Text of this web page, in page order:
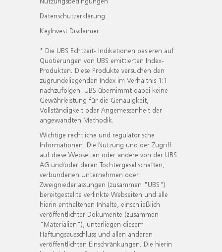
Datenschutzerklärung
KeyInvest Disclaimer
* Die UBS Echtzeit- Indikationen basieren auf
Quotierungen von UBS emittierten Index-
Produkten. Diese Produkte versuchen den
zugrundeliegenden Index im Verhältnis 1:1
nachzufolgen. UBS übernimmt dabei keine
Gewährleistung für die Genauigkeit,
Vollständigkeit oder Angemessenheit der
angewandten Methodik.
Wichtige rechtliche und regulatorische
Informationen. Die Nutzung und der Zugriff
auf diese Webseiten oder andere von der UBS
AG und/oder deren Tochtergesellschaften,
verbundenen Unternehmen oder
Zweigniederlassungen (zusammen "UBS")
bereitgestellte verlinkte Webseiten und alle
hierin enthaltenen Inhalte, einschließlich
veröffentlichter Dokumente (zusammen
"Materialien"), unterliegen diesem
Haftungsausschluss und allen anderen
veröffentlichten Einschränkungen. Die hierin